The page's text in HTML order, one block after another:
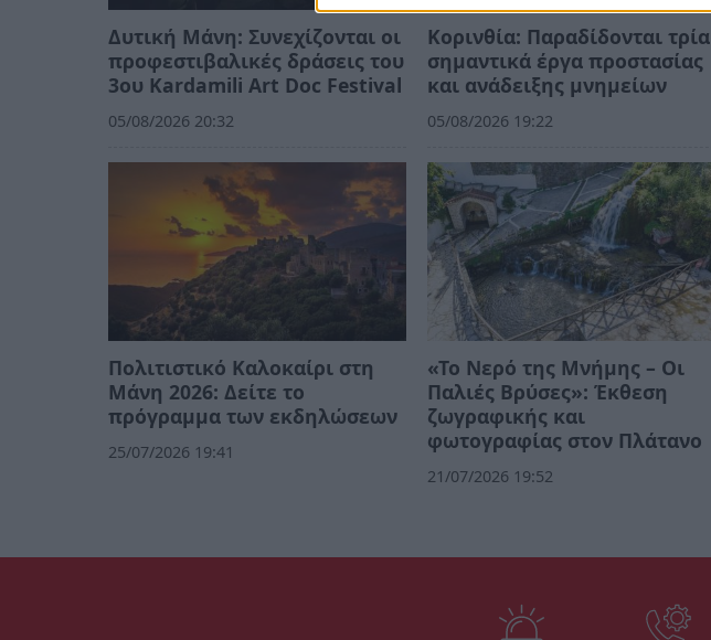
Δυτική Μάνη: Συνεχίζονται οι
προφεστιβαλικές δράσεις του
3ου Kardamili Art Doc Festival
05/08/2026 20:32
Κορινθία: Παραδίδονται τρία
σημαντικά έργα προστασίας
και ανάδειξης μνημείων
05/08/2026 19:22
Πολιτιστικό Καλοκαίρι στη
Μάνη 2026: Δείτε το
πρόγραμμα των εκδηλώσεων
25/07/2026 19:41
«Το Νερό της Μνήμης – Οι
Παλιές Βρύσες»: Έκθεση
ζωγραφικής και
φωτογραφίας στον Πλάτανο
21/07/2026 19:52